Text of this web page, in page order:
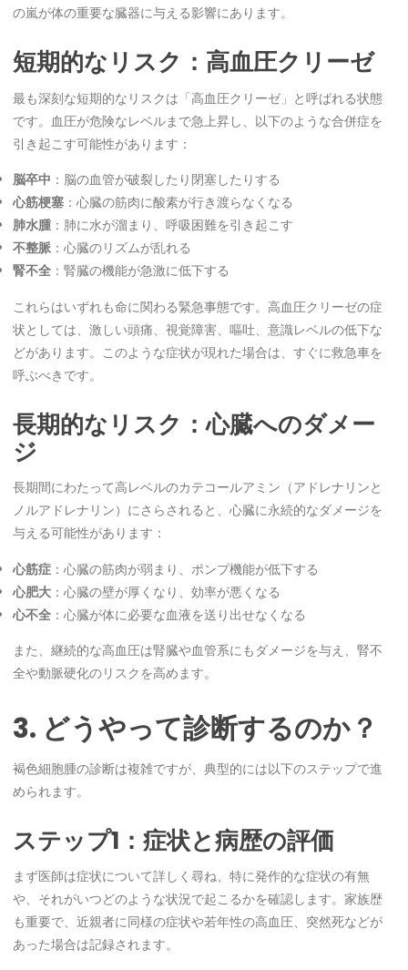
の嵐が体の重要な臓器に与える影響にあります。
短期的なリスク：高血圧クリーゼ
最も深刻な短期的なリスクは「高血圧クリーゼ」と呼ばれる状態
です。血圧が危険なレベルまで急上昇し、以下のような合併症を
引き起こす可能性があります：
脳卒中 ：脳の血管が破裂したり閉塞したりする
心筋梗塞 ：心臓の筋肉に酸素が行き渡らなくなる
肺水腫 ：肺に水が溜まり、呼吸困難を引き起こす
不整脈 ：心臓のリズムが乱れる
腎不全 ：腎臓の機能が急激に低下する
これらはいずれも命に関わる緊急事態です。高血圧クリーゼの症
状としては、激しい頭痛、視覚障害、嘔吐、意識レベルの低下な
どがあります。このような症状が現れた場合は、すぐに救急車を
呼ぶべきです。
長期的なリスク：心臓へのダメー
ジ
長期間にわたって高レベルのカテコールアミン（アドレナリンと
ノルアドレナリン）にさらされると、心臓に永続的なダメージを
与える可能性があります：
心筋症 ：心臓の筋肉が弱まり、ポンプ機能が低下する
心肥大 ：心臓の壁が厚くなり、効率が悪くなる
心不全 ：心臓が体に必要な血液を送り出せなくなる
また、継続的な高血圧は腎臓や血管系にもダメージを与え、腎不
全や動脈硬化のリスクを高めます。
3. どうやって診断するのか？
褐色細胞腫の診断は複雑ですが、典型的には以下のステップで進
められます。
ステップ1：症状と病歴の評価
まず医師は症状について詳しく尋ね、特に発作的な症状の有無
や、それがいつどのような状況で起こるかを確認します。家族歴
も重要で、近親者に同様の症状や若年性の高血圧、突然死などが
あった場合は記録されます。